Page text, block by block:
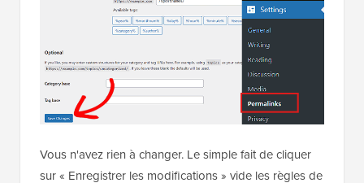
Vous n'avez rien à changer. Le simple fait de cliquer
sur « Enregistrer les modifications » vide les règles de